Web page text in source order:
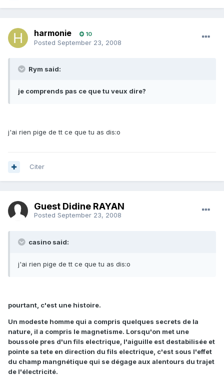
harmonie 10
Posted September 23, 2008
Rym said:
je comprends pas ce que tu veux dire?
j'ai rien pige de tt ce que tu as dis:o
Citer
Guest Didine RAYAN
Posted September 23, 2008
casino said:
j'ai rien pige de tt ce que tu as dis:o
pourtant, c'est une histoire.
Un modeste homme qui a compris quelques secrets de la
nature, il a compris le magnetisme. Lorsqu'on met une
boussole pres d'un fils electrique, l'aiguille est destabilisée et
pointe sa tete en direction du fils electrique, c'est sous l'effet
du champ mangnétique qui se dégage aux alentours du trajet
de l'électricité.